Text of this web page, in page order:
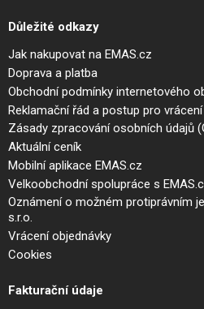
Důležité odkazy
Jak nakupovat na EMAS.cz
Doprava a platba
Obchodní podmínky internetového
Reklamační řád a postup pro
Zásady zpracování osobních údajů
Aktuální ceník
Mobilní aplikace EMAS.cz
Velkoobchodní spolupráce s
Oznámení o možném protiprávním
s.r.o.
Vrácení objednávky
Cookies
Fakturační údaje